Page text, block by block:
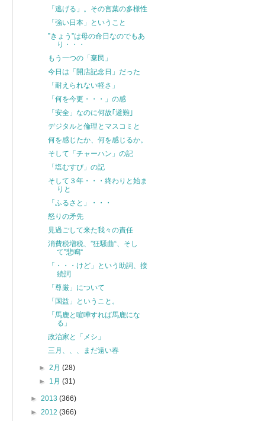
「逃げる」。その言葉の多様性
「強い日本」ということ
”きょう”は母の命日なのでもあ
り・・・
もう一つの「棄民」
今日は「開店記念日」だった
「耐えられない軽さ」
「何を今更・・・」の感
「安全」なのに何故｢避難｣
デジタルと倫理とマスコミと
何を感じたか、何を感じるか。
そして「チャーハン」の記
「塩むすび」の記
そして３年・・・終わりと始ま
りと
「ふるさと」・・・
怒りの矛先
見過ごして来た我々の責任
消費税増税、”狂騒曲“、そし
て”悲鳴“
「・・・けど」という助詞、接
続詞
「尊厳」について
「国益」ということ。
「馬鹿と喧嘩すれば馬鹿にな
る」
政治家と「メシ」
三月、、、まだ遠い春
►2月(28)
► 1月(31)
► 2013 (366)
► 2012 (366)